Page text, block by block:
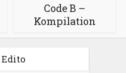
Code B –
Kompilation
Edito